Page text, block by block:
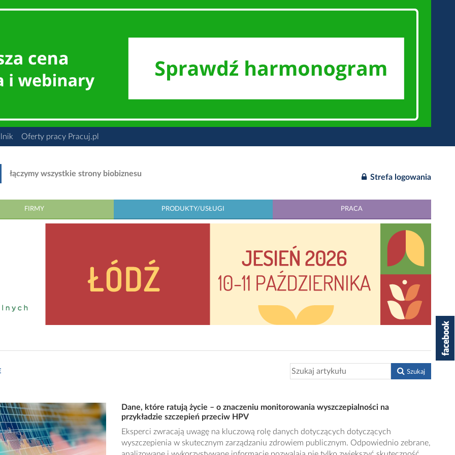
Oferty pracy Pracuj.pl
łączymy wszystkie strony biobiznesu Strefa logowania
FIRMY PRODUKTY/USŁUGI PRACA
Szukaj
Dane, które ratują życie – o znaczeniu monitorowania wyszczepialności na
przykładzie szczepień przeciw HPV
Eksperci zwracają uwagę na kluczową rolę danych dotyczących dotyczących
wyszczepienia w skutecznym zarządzaniu zdrowiem publicznym. Odpowiednio zebrane,